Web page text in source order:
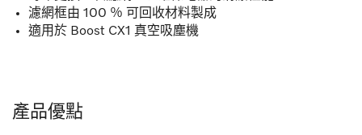
濾網框由 100 ％ 可回收材料製成
適用於 Boost CX1 真空吸塵機
產品優點